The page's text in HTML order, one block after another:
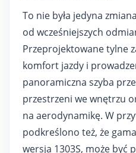
To nie była jedyna
od wcześniejszych
Przeprojektowane tylne
komfort jazdy i
panoramiczna szyba
przestrzeni we wnętrzu
na aerodynamikę. W
podkreślono też, że
wersja 1303S, może być